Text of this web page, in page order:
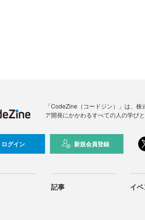
「CodeZine（コードジン）」は、
ア開発にかかわるすべての人の学び
ログイン 新規会員登録
記事 イ